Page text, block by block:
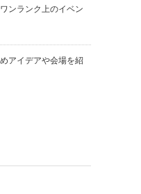
ンランク上のイベン
アイデアや会場を紹